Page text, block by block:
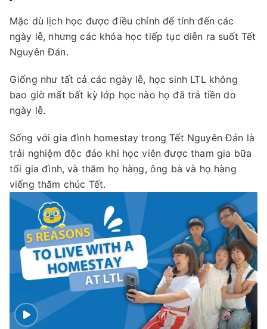
Mặc dù lịch học được điều chỉnh để tính đến các
ngày lễ, nhưng các khóa học tiếp tục diễn ra suốt Tết
Nguyên Đán.
Giống như tất cả các ngày lễ, học sinh LTL không
bao giờ mất bất kỳ lớp học nào họ đã trả tiền do
ngày lễ.
Sống với gia đình homestay trong Tết Nguyên Đán là
trải nghiệm độc đáo khi học viên được tham gia bữa
tối gia đình, và thăm họ hàng, ông bà và họ hàng
viếng thăm chúc Tết.